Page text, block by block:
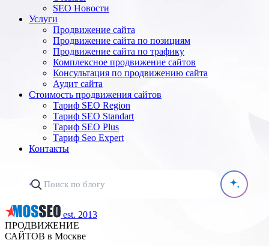
SEO Новости
Услуги
Продвижение сайта
Продвижение сайта по позициям
Продвижение сайта по трафику
Комплексное продвижение сайтов
Консультация по продвижению сайта
Аудит сайта
Стоимость продвижения сайтов
Тариф SEO Region
Тариф SEO Standart
Тариф SEO Plus
Тариф Seo Expert
Контакты
est. 2013
ПРОДВИЖЕНИЕ
САЙТОВ в Москве